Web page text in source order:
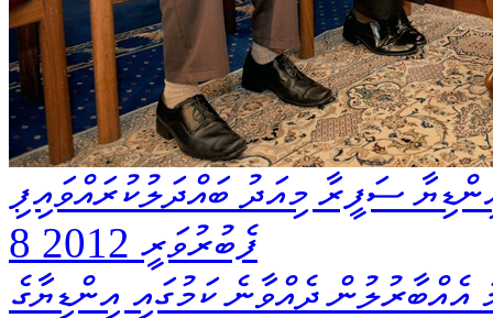
ސަފީރާ މިއަދު ބައްދަލުކުރައްވައިފި
8 ފެބުރުވަރީ 2012
ދެއްވާނެ ކަމުގައި އިންޑިޔާގެ